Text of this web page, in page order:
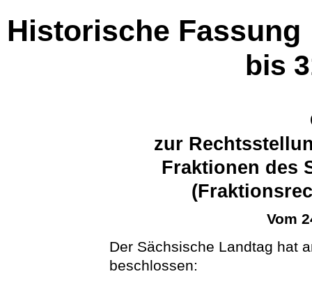
Historische Fassung
bis
zur
Fraktionen des
Vom
Der Sächsische Landtag hat
beschlossen: